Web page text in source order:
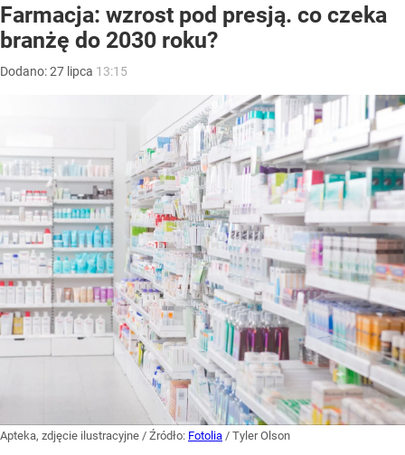
Farmacja: wzrost pod presją. co czeka
branżę do 2030 roku?
Dodano:27 lipca 13:15
Apteka, zdjęcie ilustracyjne / Źródło: Fotolia / Tyler Olson